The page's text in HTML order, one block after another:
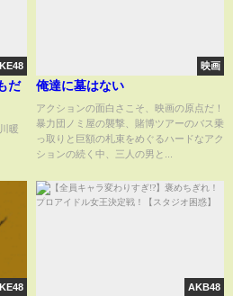
暖
映画
俺達に墓はない
アクションの面白さこそ、映画の原点だ！
暴力団ノミ屋の襲撃、賭博ツアーのバス乗
っ取りと巨額の札束をめぐるハードなアク
ションの続く中、三人の男と...
AKB48